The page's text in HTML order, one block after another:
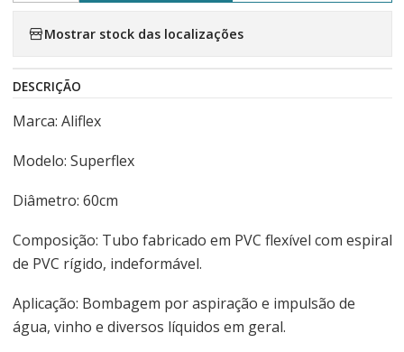
Mostrar stock das localizações
DESCRIÇÃO
Marca: Aliflex
Modelo: Superflex
Diâmetro: 60cm
Composição: Tubo fabricado em PVC flexível com espiral
de PVC rígido, indeformável.
Aplicação: Bombagem por aspiração e impulsão de
água, vinho e diversos líquidos em geral.